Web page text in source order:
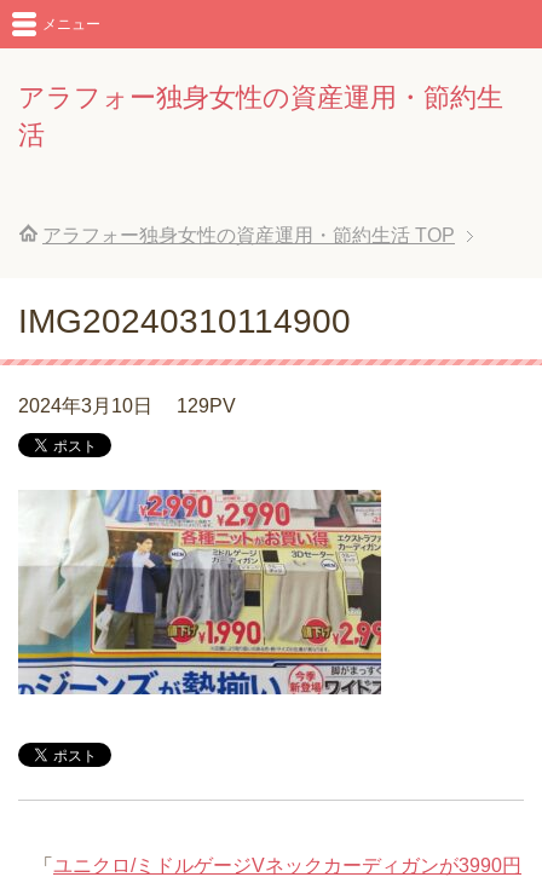
アラフォー独身女性の資産運用・節約生
活
メニュー
アラフォー独身女性の資産運用・節約生活 TOP
IMG20240310114900
2024年3月10日 129PV
「 ユニクロ/ミドルゲージVネックカーディガンが3990円